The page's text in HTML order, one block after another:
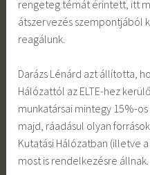
rengeteg témát érintett, itt
átszervezés szempontjából
reagálunk.
Darázs Lénárd azt állította,
Hálózattól az ELTE-hez
munkatársai mintegy 15%-
majd, ráadásul olyan
Kutatási Hálózatban (illetve
most is rendelkezésre állnak.